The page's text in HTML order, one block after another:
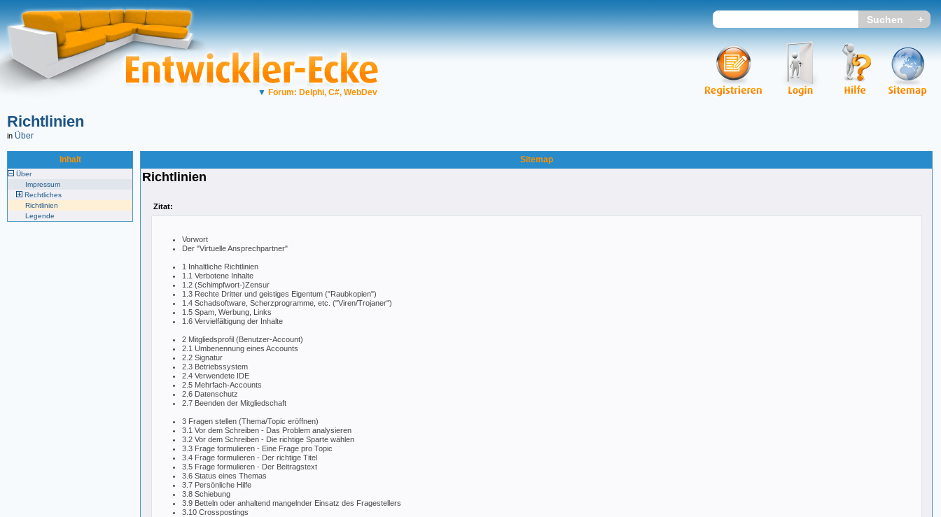
▼ Forum: Delphi, C#, WebDev
Richtlinien
in Über
Inhalt
Über
Impressum
Rechtliches
Richtlinien
Legende
Sitemap
Richtlinien
Zitat:
Vorwort
Der "Virtuelle Ansprechpartner"
1 Inhaltliche Richtlinien
1.1 Verbotene Inhalte
1.2 (Schimpfwort-)Zensur
1.3 Rechte Dritter und geistiges Eigentum ("Raubkopien")
1.4 Schadsoftware, Scherzprogramme, etc. ("Viren/Trojaner")
1.5 Spam, Werbung, Links
1.6 Vervielfältigung der Inhalte
2 Mitgliedsprofil (Benutzer-Account)
2.1 Umbenennung eines Accounts
2.2 Signatur
2.3 Betriebssystem
2.4 Verwendete IDE
2.5 Mehrfach-Accounts
2.6 Datenschutz
2.7 Beenden der Mitgliedschaft
3 Fragen stellen (Thema/Topic eröffnen)
3.1 Vor dem Schreiben - Das Problem analysieren
3.2 Vor dem Schreiben - Die richtige Sparte wählen
3.3 Frage formulieren - Eine Frage pro Topic
3.4 Frage formulieren - Der richtige Titel
3.5 Frage formulieren - Der Beitragstext
3.6 Status eines Themas
3.7 Persönliche Hilfe
3.8 Schiebung
3.9 Betteln oder anhaltend mangelnder Einsatz des Fragestellers
3.10 Crosspostings